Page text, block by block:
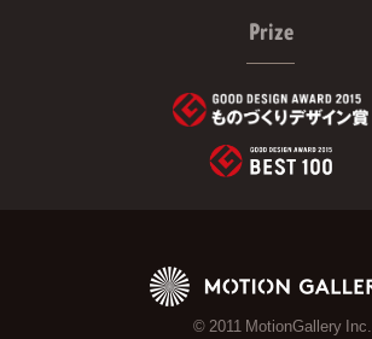
Prize
© 2011 MotionGallery Inc.